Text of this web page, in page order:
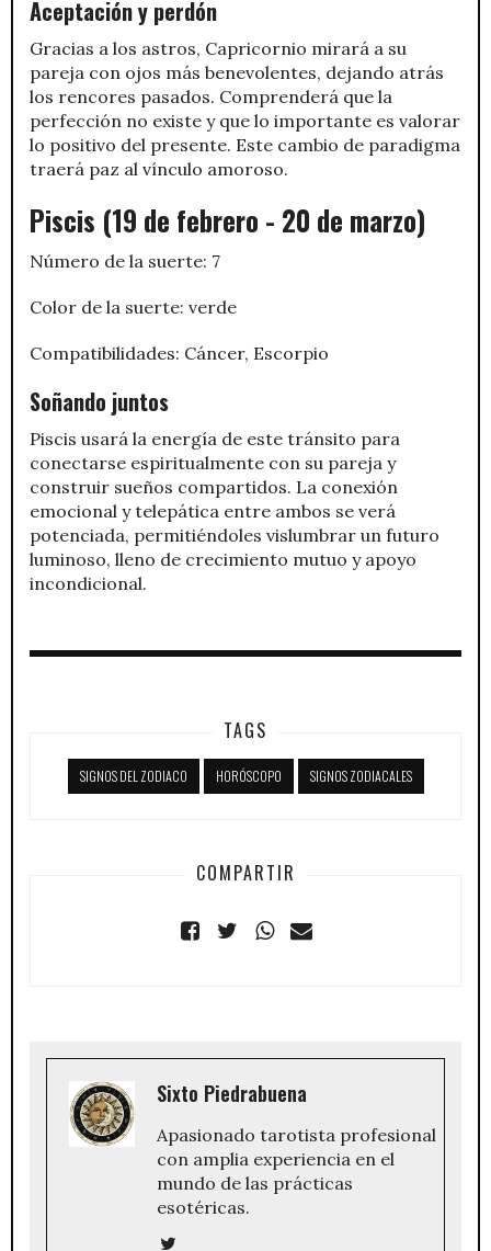
Aceptación y perdón
Gracias a los astros, Capricornio mirará a su
pareja con ojos más benevolentes, dejando atrás
los rencores pasados. Comprenderá que la
perfección no existe y que lo importante es valorar
lo positivo del presente. Este cambio de paradigma
traerá paz al vínculo amoroso.
Piscis (19 de febrero - 20 de marzo)
Número de la suerte: 7
Color de la suerte: verde
Compatibilidades: Cáncer, Escorpio
Soñando juntos
Piscis usará la energía de este tránsito para
conectarse espiritualmente con su pareja y
construir sueños compartidos. La conexión
emocional y telepática entre ambos se verá
potenciada, permitiéndoles vislumbrar un futuro
luminoso, lleno de crecimiento mutuo y apoyo
incondicional.
TAGS
SIGNOS DEL ZODIACO HORÓSCOPO SIGNOS ZODIACALES
COMPARTIR
Sixto Piedrabuena
Apasionado tarotista profesional
con amplia experiencia en el
mundo de las prácticas
esotéricas.